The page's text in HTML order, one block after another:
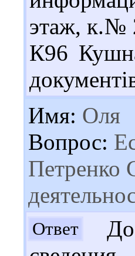
этаж, к.№
К96
Имя: Оля
Вопрос:
Петренко
Ответ